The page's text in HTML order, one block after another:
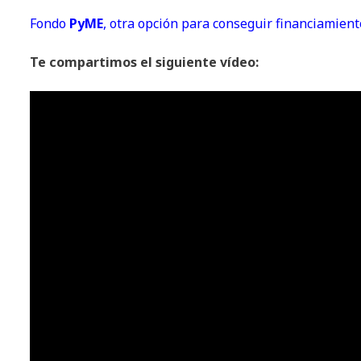
Fondo PyME, otra opción para conseguir
Te compartimos el siguiente vídeo: